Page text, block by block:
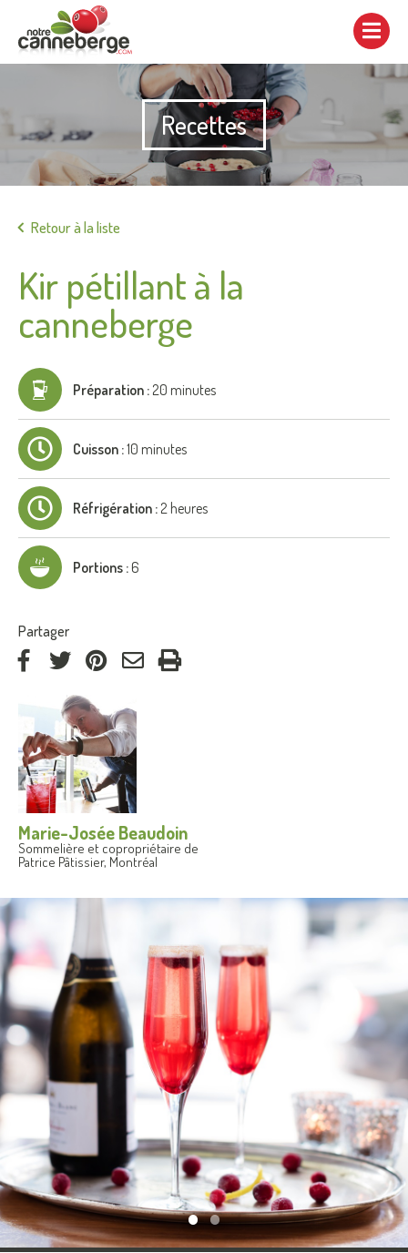
Afficher/cacher
navigation
Recettes
Retour à la liste
Kir pétillant à la
canneberge
Préparation : 20 minutes
Cuisson :10 minutes
Réfrigération : 2 heures
Portions : 6
Partager:
TwitterPinterest
Marie-Josée Beaudoin
Sommelière et copropriétaire de
Patrice Pâtissier, Montréal